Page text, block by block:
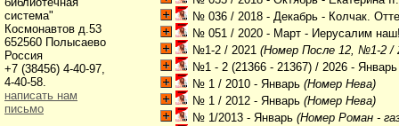
№ 036 / 2018 - Декабрь - Колчак.
№ 051 / 2020 - Март - Иерусалим
№1-2 / 2021 (Номер После 12, №1-2 /
№1 - 2 (21366 - 21367) / 2026 - Январь
№ 1 / 2010 - Январь (Номер Нева)
№ 1 / 2012 - Январь (Номер Нева)
№ 1/2013 - Январь (Номер Роман -
система"
Космонавтов д.53
652560 Полысаево
Россия
+7 (38456) 4-40-97,
4-40-58.
написать нам
письмо